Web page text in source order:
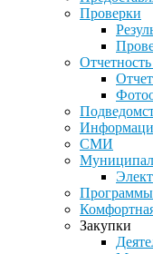
Проверки
СМИ
Программы
Закупки